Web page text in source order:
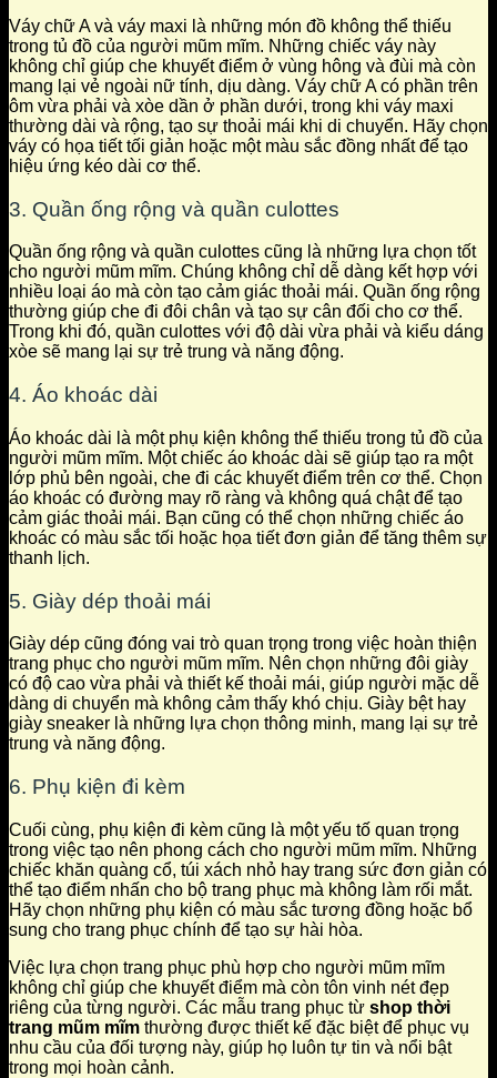
Váy chữ A và váy maxi là những món đồ không thể thiếu
trong tủ đồ của người mũm mĩm. Những chiếc váy này
không chỉ giúp che khuyết điểm ở vùng hông và đùi mà còn
mang lại vẻ ngoài nữ tính, dịu dàng. Váy chữ A có phần trên
ôm vừa phải và xòe dần ở phần dưới, trong khi váy maxi
thường dài và rộng, tạo sự thoải mái khi di chuyển. Hãy chọn
váy có họa tiết tối giản hoặc một màu sắc đồng nhất để tạo
hiệu ứng kéo dài cơ thể.
3. Quần ống rộng và quần culottes
Quần ống rộng và quần culottes cũng là những lựa chọn tốt
cho người mũm mĩm. Chúng không chỉ dễ dàng kết hợp với
nhiều loại áo mà còn tạo cảm giác thoải mái. Quần ống rộng
thường giúp che đi đôi chân và tạo sự cân đối cho cơ thể.
Trong khi đó, quần culottes với độ dài vừa phải và kiểu dáng
xòe sẽ mang lại sự trẻ trung và năng động.
4. Áo khoác dài
Áo khoác dài là một phụ kiện không thể thiếu trong tủ đồ của
người mũm mĩm. Một chiếc áo khoác dài sẽ giúp tạo ra một
lớp phủ bên ngoài, che đi các khuyết điểm trên cơ thể. Chọn
áo khoác có đường may rõ ràng và không quá chật để tạo
cảm giác thoải mái. Bạn cũng có thể chọn những chiếc áo
khoác có màu sắc tối hoặc họa tiết đơn giản để tăng thêm sự
thanh lịch.
5. Giày dép thoải mái
Giày dép cũng đóng vai trò quan trọng trong việc hoàn thiện
trang phục cho người mũm mĩm. Nên chọn những đôi giày
có độ cao vừa phải và thiết kế thoải mái, giúp người mặc dễ
dàng di chuyển mà không cảm thấy khó chịu. Giày bệt hay
giày sneaker là những lựa chọn thông minh, mang lại sự trẻ
trung và năng động.
6. Phụ kiện đi kèm
Cuối cùng, phụ kiện đi kèm cũng là một yếu tố quan trọng
trong việc tạo nên phong cách cho người mũm mĩm. Những
chiếc khăn quàng cổ, túi xách nhỏ hay trang sức đơn giản có
thể tạo điểm nhấn cho bộ trang phục mà không làm rối mắt.
Hãy chọn những phụ kiện có màu sắc tương đồng hoặc bổ
sung cho trang phục chính để tạo sự hài hòa.
Việc lựa chọn trang phục phù hợp cho người mũm mĩm
không chỉ giúp che khuyết điểm mà còn tôn vinh nét đẹp
riêng của từng người. Các mẫu trang phục từ shop thời
trang mũm mĩm thường được thiết kế đặc biệt để phục vụ
nhu cầu của đối tượng này, giúp họ luôn tự tin và nổi bật
trong mọi hoàn cảnh.